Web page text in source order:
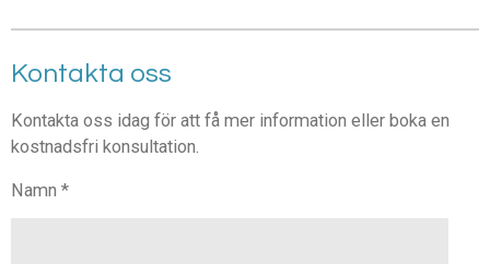
Kontakta oss
Kontakta oss idag för att få mer information eller boka en
kostnadsfri konsultation.
Namn *